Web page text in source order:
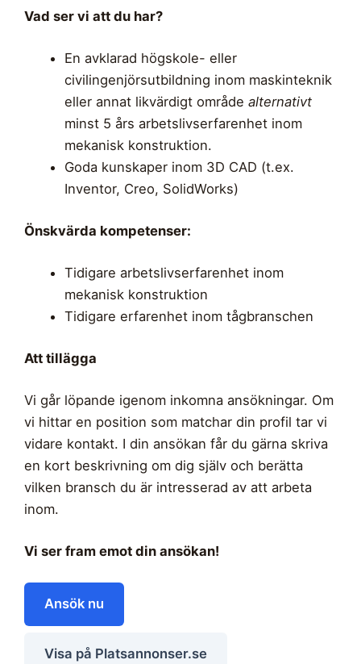
Vad ser vi att du har?
En avklarad högskole- eller
civilingenjörsutbildning inom maskinteknik
eller annat likvärdigt område alternativt
minst 5 års arbetslivserfarenhet inom
mekanisk konstruktion.
Goda kunskaper inom 3D CAD (t.ex.
Inventor, Creo, SolidWorks)
Önskvärda kompetenser:
Tidigare arbetslivserfarenhet inom
mekanisk konstruktion
Tidigare erfarenhet inom tågbranschen
Att tillägga
Vi går löpande igenom inkomna ansökningar. Om
vi hittar en position som matchar din profil tar vi
vidare kontakt. I din ansökan får du gärna skriva
en kort beskrivning om dig själv och berätta
vilken bransch du är intresserad av att arbeta
inom.
Vi ser fram emot din ansökan!
Ansök nu
Visa på Platsannonser.se